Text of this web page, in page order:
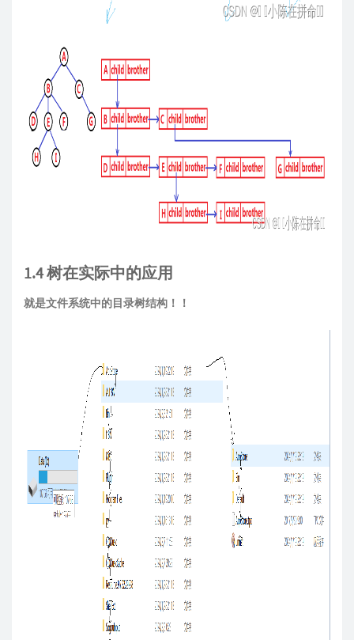
1.4 树在实际中的应用
就是文件系统中的目录树结构！！